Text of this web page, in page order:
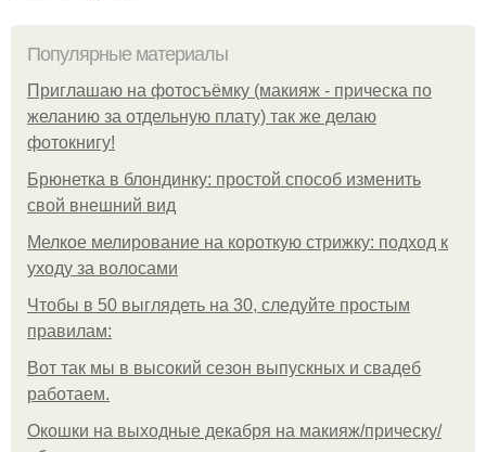
Популярные материалы
Приглашаю на фотосъёмку (макияж - прическа по
желанию за отдельную плату) так же делаю
фотокнигу!
Брюнетка в блондинку: простой способ изменить
свой внешний вид
Мелкое мелирование на короткую стрижку: подход к
уходу за волосами
Чтобы в 50 выглядеть на 30, следуйте простым
правилам:
Вот так мы в высокий сезон выпускных и свадеб
работаем.
Окошки на выходные декабря на макияж/прическу/